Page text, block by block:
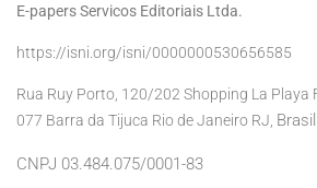
E-papers Servicos Editoriais Ltda.
https://isni.org/isni/0000000530656585
Rua Ruy Porto, 120/202 Shopping La Playa
077 Barra da Tijuca Rio de Janeiro RJ, Brasil
CNPJ 03.484.075/0001-83